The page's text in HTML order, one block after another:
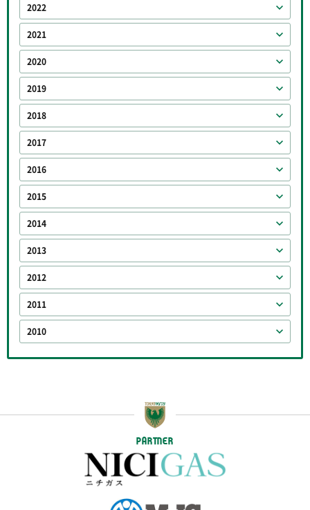
2022
2021
2020
2019
2018
2017
2016
2015
2014
2013
2012
2011
2010
PARTNER